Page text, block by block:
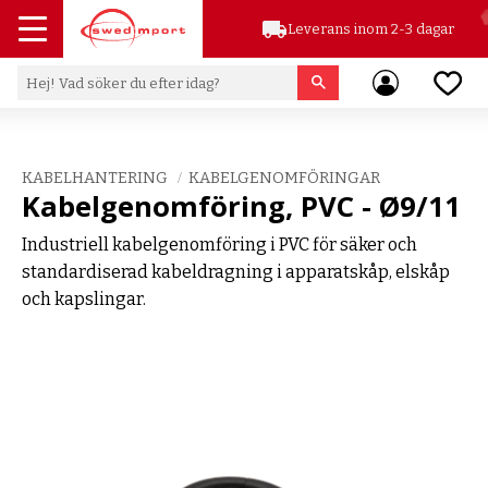
Meny
local_shippingLeverans inom 2-3 dagar
KABELHANTERING KABELGENOMFÖRINGAR
Kabelgenomföring, PVC - Ø9/11
Industriell kabelgenomföring i PVC för säker och
standardiserad kabeldragning i apparatskåp, elskåp
och kapslingar.